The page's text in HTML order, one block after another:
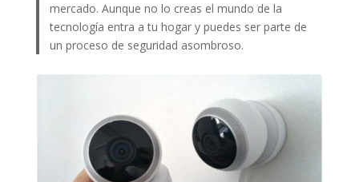
mercado. Aunque no lo creas el mundo de la
tecnología entra a tu hogar y puedes ser parte de
un proceso de seguridad asombroso.